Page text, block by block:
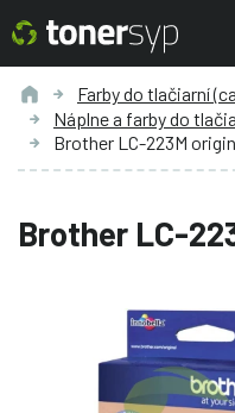
Farby do tlačiarní
Náplne a farby do
Brother LC-223M
Brother LC-